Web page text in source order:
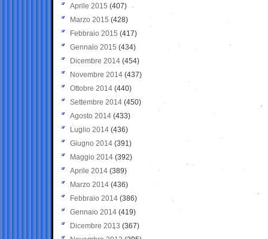
Aprile 2015 (407)
Marzo 2015 (428)
Febbraio 2015 (417)
Gennaio 2015 (434)
Dicembre 2014 (454)
Novembre 2014 (437)
Ottobre 2014 (440)
Settembre 2014 (450)
Agosto 2014 (433)
Luglio 2014 (436)
Giugno 2014 (391)
Maggio 2014 (392)
Aprile 2014 (389)
Marzo 2014 (436)
Febbraio 2014 (386)
Gennaio 2014 (419)
Dicembre 2013 (367)